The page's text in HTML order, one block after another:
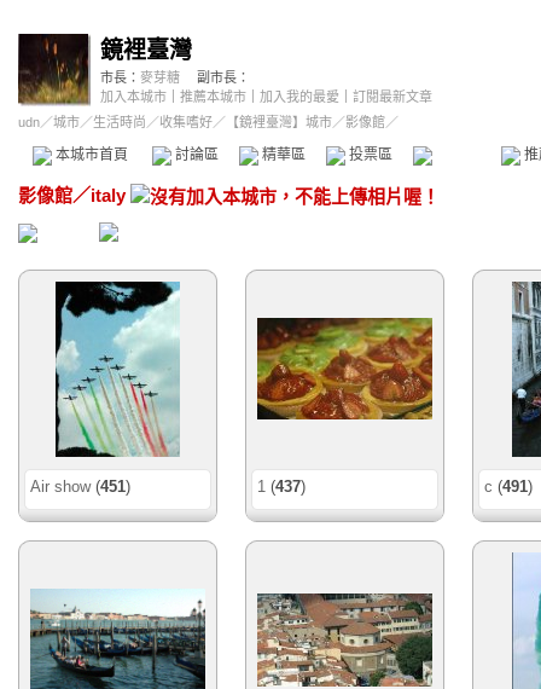
鏡裡臺灣
市長： 麥芽糖
副市長：
加入本城市
推薦本城市 加入我的最愛
訂閱最新文章
udn／城市／生活時尚 ／收集嗜好／ 【鏡裡臺灣】城市／影像館／
本城市首頁 討論區 精華區 投票區 影像館
影像館／italy
Air show(451) 1 (437) c (491)